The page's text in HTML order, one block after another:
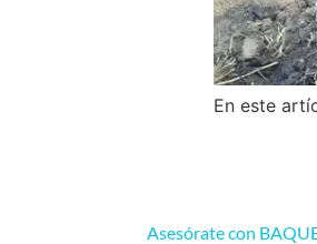
En este
Asesórate con